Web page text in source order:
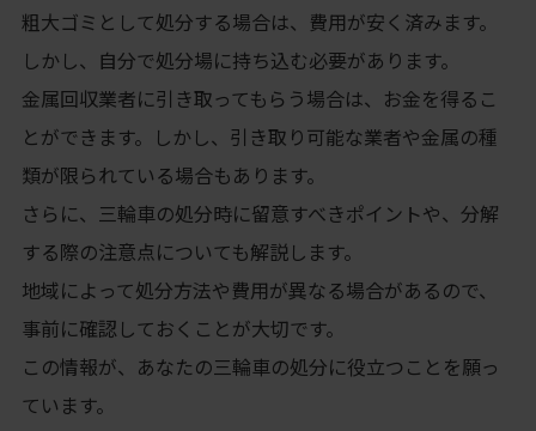
粗大ゴミとして処分する場合は、費用が安く済みます。
しかし、自分で処分場に持ち込む必要があります。
金属回収業者に引き取ってもらう場合は、お金を得るこ
とができます。しかし、引き取り可能な業者や金属の種
類が限られている場合もあります。
さらに、三輪車の処分時に留意すべきポイントや、分解
する際の注意点についても解説します。
地域によって処分方法や費用が異なる場合があるので、
事前に確認しておくことが大切です。
この情報が、あなたの三輪車の処分に役立つことを願っ
ています。